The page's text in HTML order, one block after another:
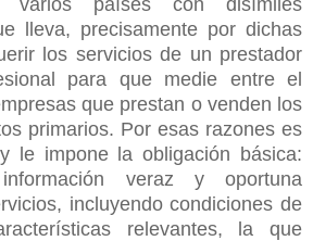
lleva, precisamente por dichas
los servicios de un prestador
para que medie entre el
que prestan o venden los
primarios. Por esas razones es
le impone la obligación básica:
veraz y oportuna
incluyendo condiciones de
relevantes, la que